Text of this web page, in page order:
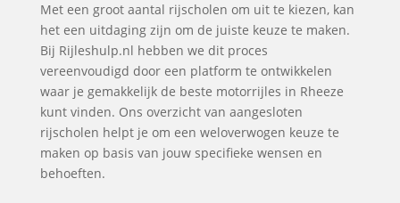
Met een groot aantal rijscholen om uit te kiezen, kan
het een uitdaging zijn om de juiste keuze te maken.
Bij Rijleshulp.nl hebben we dit proces
vereenvoudigd door een platform te ontwikkelen
waar je gemakkelijk de beste motorrijles in Rheeze
kunt vinden. Ons overzicht van aangesloten
rijscholen helpt je om een weloverwogen keuze te
maken op basis van jouw specifieke wensen en
behoeften.